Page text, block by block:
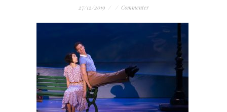
27/12/2019 / / Commenter